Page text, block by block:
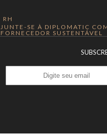
RH
JUNTE-SE À DIPLOMATIC
FORNECEDOR SUSTENTÁVEL